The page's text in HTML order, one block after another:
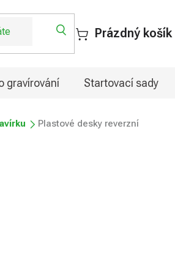
Prázdný košík
gravírování Startovací sady
Plastové desky reverzní